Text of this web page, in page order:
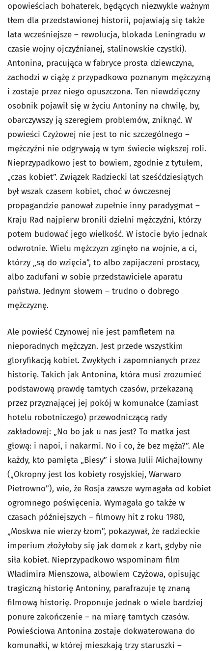
opowieściach bohaterek, będących niezwykle ważnym
tłem dla przedstawionej historii, pojawiają się także
lata wcześniejsze – rewolucja, blokada Leningradu w
czasie wojny ojczyźnianej, stalinowskie czystki).
Antonina, pracująca w fabryce prosta dziewczyna,
zachodzi w ciążę z przypadkowo poznanym mężczyzną
i zostaje przez niego opuszczona. Ten niewdzięczny
osobnik pojawił się w życiu Antoniny na chwilę, by,
obarczywszy ją szeregiem problemów, zniknąć. W
powieści Czyżowej nie jest to nic szczególnego –
mężczyźni nie odgrywają w tym świecie większej roli.
Nieprzypadkowo jest to bowiem, zgodnie z tytułem,
„czas kobiet”. Związek Radziecki lat sześćdziesiątych
był wszak czasem kobiet, choć w ówczesnej
propagandzie panował zupełnie inny paradygmat –
Kraju Rad najpierw bronili dzielni mężczyźni, którzy
potem budować jego wielkość. W istocie było jednak
odwrotnie. Wielu mężczyzn zginęło na wojnie, a ci,
którzy „są do wzięcia”, to albo zapijaczeni prostacy,
albo zadufani w sobie przedstawiciele aparatu
państwa. Jednym słowem – trudno o dobrego
mężczyznę.
Ale powieść Czynowej nie jest pamfletem na
nieporadnych mężczyzn. Jest przede wszystkim
gloryfikacją kobiet. Zwykłych i zapomnianych przez
historię. Takich jak Antonina, która musi zrozumieć
podstawową prawdę tamtych czasów, przekazaną
przez przyznającej jej pokój w komunałce (zamiast
hotelu robotniczego) przewodniczącą rady
zakładowej: „No bo jak u nas jest? To matka jest
głową: i napoi, i nakarmi. No i co, że bez męża?”. Ale
każdy, kto pamięta „Biesy” i słowa Julii Michajłowny
(„Okropny jest los kobiety rosyjskiej, Warwaro
Pietrowno”), wie, że Rosja zawsze wymagała od kobiet
ogromnego poświęcenia. Wymagała go także w
czasach późniejszych – filmowy hit z roku 1980,
„Moskwa nie wierzy łzom”, pokazywał, że radzieckie
imperium złożyłoby się jak domek z kart, gdyby nie
siła kobiet. Nieprzypadkowo wspominam film
Władimira Mienszowa, albowiem Czyżowa, opisując
tragiczną historię Antoniny, parafrazuje tę znaną
filmową historię. Proponuje jednak o wiele bardziej
ponure zakończenie – na miarę tamtych czasów.
Powieściowa Antonina zostaje dokwaterowana do
komunałki, w której mieszkają trzy staruszki –